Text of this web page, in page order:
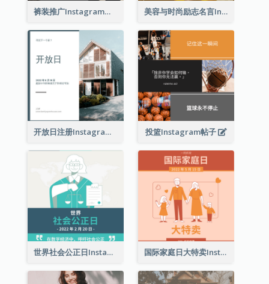
裤装推广Instagram帖子 美容与时尚励志名言Instagram帖子
开放日注册Instagram帖子 投篮Instagram帖子
世界社会公正日Instagram帖子 国际家庭日大特卖Instagram帖子